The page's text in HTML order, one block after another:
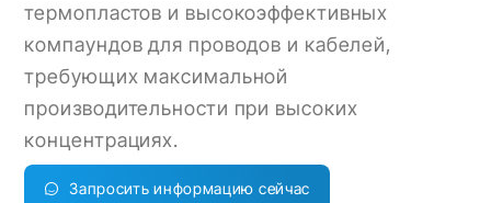
термопластов и высокоэффективных
компаундов для проводов и кабелей,
требующих максимальной
производительности при высоких
концентрациях.
Запросить информацию сейчас